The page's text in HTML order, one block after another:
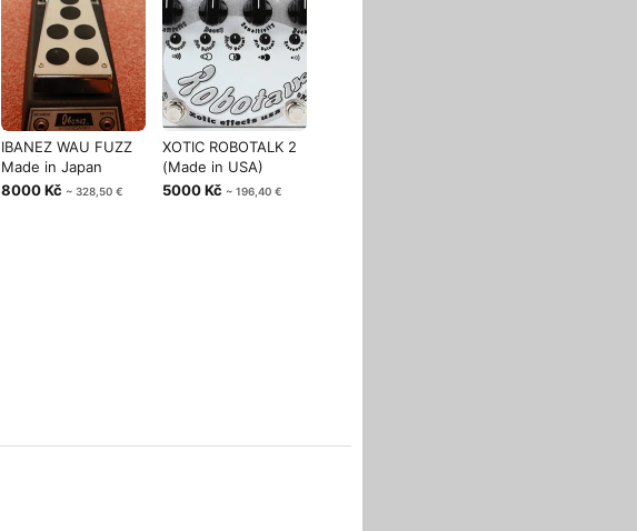
IBANEZ WAU FUZZ
Made in Japan
8000 Kč ~ 328,50 €
XOTIC ROBOTALK 2
(Made in USA)
5000 Kč ~ 196,40 €